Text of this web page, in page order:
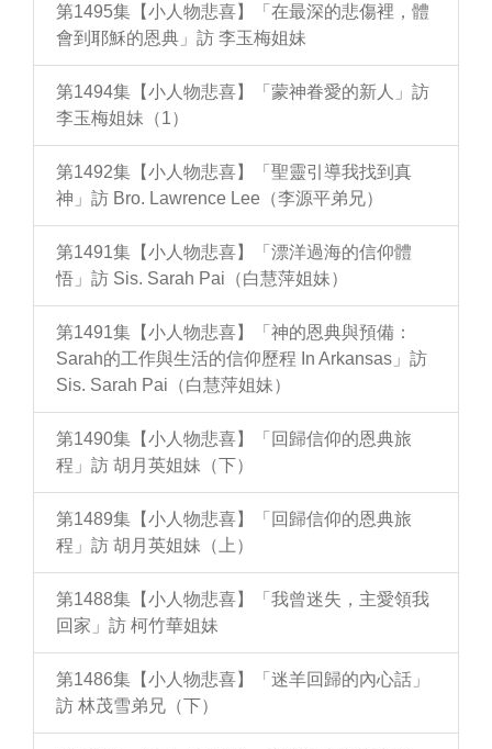
第1495集【小人物悲喜】「在最深的悲傷裡，體
會到耶穌的恩典」訪 李玉梅姐妹
第1494集【小人物悲喜】「蒙神眷愛的新人」訪
李玉梅姐妹（1）
第1492集【小人物悲喜】「聖靈引導我找到真
神」訪 Bro. Lawrence Lee（李源平弟兄）
第1491集【小人物悲喜】「漂洋過海的信仰體
悟」訪 Sis. Sarah Pai（白慧萍姐妹）
第1491集【小人物悲喜】「神的恩典與預備：
Sarah的工作與生活的信仰歷程 In Arkansas」訪
Sis. Sarah Pai（白慧萍姐妹）
第1490集【小人物悲喜】「回歸信仰的恩典旅
程」訪 胡月英姐妹（下）
第1489集【小人物悲喜】「回歸信仰的恩典旅
程」訪 胡月英姐妹（上）
第1488集【小人物悲喜】「我曾迷失，主愛領我
回家」訪 柯竹華姐妹
第1486集【小人物悲喜】「迷羊回歸的內心話」
訪 林茂雪弟兄（下）